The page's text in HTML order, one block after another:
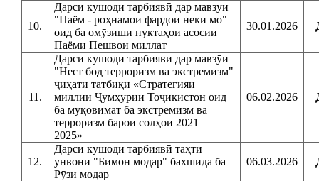
10.
Дарси кушоди тарбиявӣ дар мавзӯи
"Паём - роҳнамои фардои неки мо"
оид ба омӯзиши нуктаҳои асосии
Паёми Пешвои миллат
30.01.2026
11.
Дарси кушоди тарбиявӣ дар мавзӯи
"Нест бод терроризм ва экстремизм"
ҷиҳати татбиқи «Стратегияи
миллии Ҷумҳурии Тоҷикистон оид
ба муқовимат ба экстремизм ва
терроризм барои солҳои 2021 –
2025»
06.02.2026
12.
Дарси кушоди тарбиявӣ таҳти
унвони "Бимон модар" бахшида ба
Рӯзи модар
06.03.2026